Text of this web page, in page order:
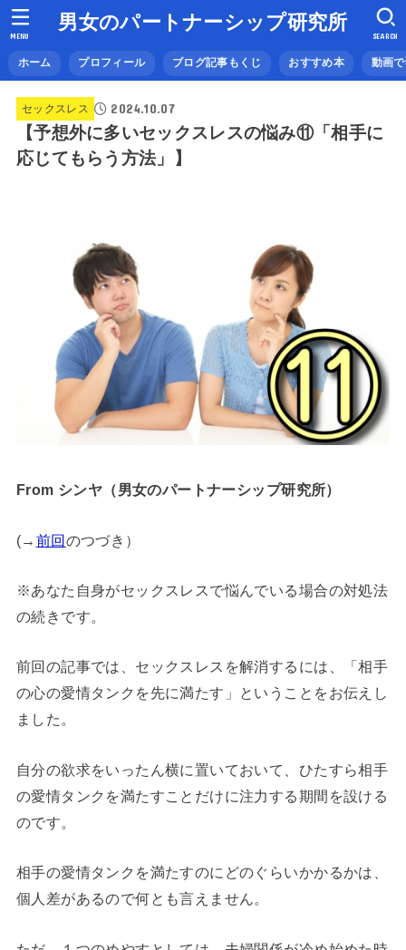
男女のパートナーシップ研究所
ホーム プロフィール ブログ記事もくじ おすすめ本 動画
SEARCH
MENU
セックスレス 2024.10.07
【予想外に多いセックスレスの悩み⑪「相手に
応じてもらう方法」】
From シンヤ（男女のパートナーシップ研究所）
(→ 前回のつづき）
※あなた自身がセックスレスで悩んでいる場合の対処法
の続きです。
前回の記事では、セックスレスを解消するには、「相手
の心の愛情タンクを先に満たす」ということをお伝えし
ました。
自分の欲求をいったん横に置いておいて、ひたすら相手
の愛情タンクを満たすことだけに注力する期間を設ける
のです。
相手の愛情タンクを満たすのにどのぐらいかかるかは、
個人差があるので何とも言えません。